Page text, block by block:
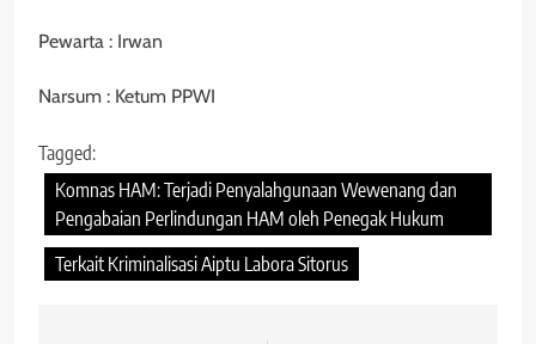
Pewarta : Irwan
Narsum : Ketum PPWI
Tagged:
Komnas HAM: Terjadi Penyalahgunaan Wewenang dan
Pengabaian Perlindungan HAM oleh Penegak Hukum
Terkait Kriminalisasi Aiptu Labora Sitorus